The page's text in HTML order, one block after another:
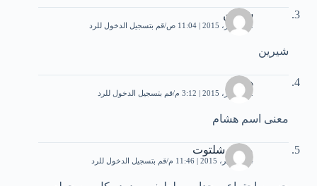
شيرين
12 أكتوبر، 2015 | 11:04 ص قم بتسجيل الدخول للرد
شيرين
هشام
12 أكتوبر، 2015 | 3:12 م قم بتسجيل الدخول للرد
معنى اسم هشام
محمد شلتوت
14 نوفمبر، 2015 | 11:46 م قم بتسجيل الدخول للرد